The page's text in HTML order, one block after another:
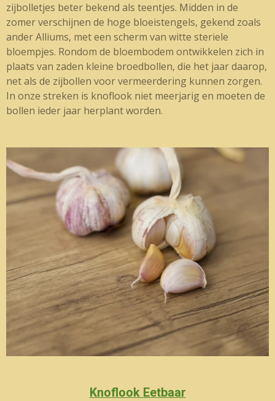
zijbolletjes beter bekend als teentjes. Midden in de
zomer verschijnen de hoge bloeistengels, gekend zoals
ander Alliums, met een scherm van witte steriele
bloempjes. Rondom de bloembodem ontwikkelen zich in
plaats van zaden kleine broedbollen, die het jaar daarop,
net als de zijbollen voor vermeerdering kunnen zorgen.
In onze streken is knoflook niet meerjarig en moeten de
bollen ieder jaar herplant worden.
Knoflook Eetbaar